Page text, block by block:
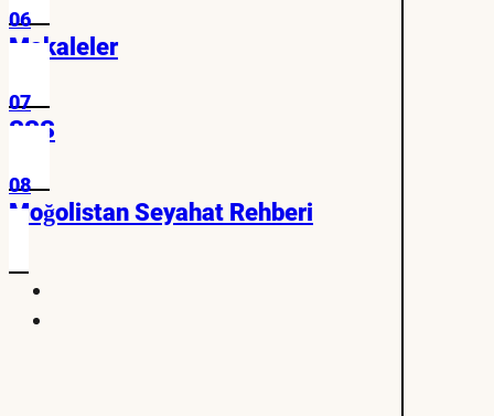
06
Makaleler
07
SSS
08
Moğolistan Seyahat Rehberi